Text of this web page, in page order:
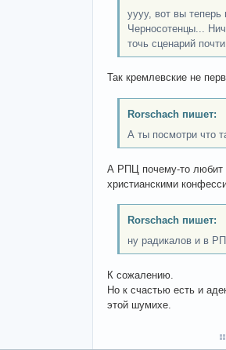
уууу, вот вы теперь
Черносотенцы...
точь сценарий
Так кремлевские не
Rorschach пишет:
А ты посмотри что
А РПЦ почему-то любит
христианскими
Rorschach пишет:
ну радикалов и в
К сожалению.
Но к счастью есть и
этой шумихе.